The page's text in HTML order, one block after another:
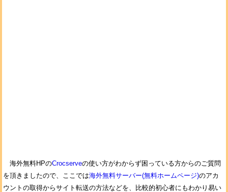
海外無料HPのCrocserveの使い方がわからず困っている方からのご質問
を頂きましたので、ここでは海外無料サーバー(無料ホームページ)のアカ
ウントの取得からサイト転送の方法などを、比較的初心者にもわかり易い